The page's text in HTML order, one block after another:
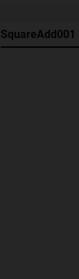
SquareAdd001